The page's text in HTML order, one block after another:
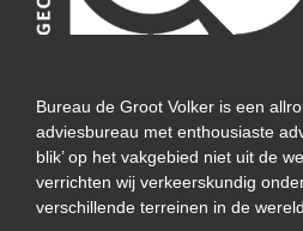
Bureau de Groot Volker is een
adviesbureau met enthousiaste
blik’ op het vakgebied niet uit de
verrichten wij verkeerskundig
verschillende terreinen in de